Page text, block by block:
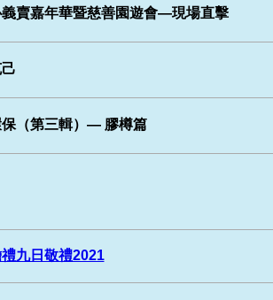
賣嘉年華暨慈善園遊會—現場直擊
（第三輯）— 膠樽篇
九日敬禮2021